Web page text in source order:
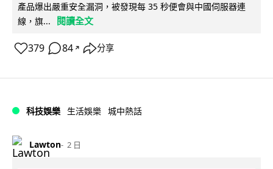
產品爆出嚴重安全漏洞，被發現每 35 秒便會與中國伺服器連
線，旗...
閱讀全文
379 84 ↗ 分享
科技娛樂 生活娛樂 城中熱話
Lawton 2 日